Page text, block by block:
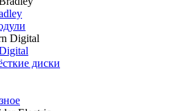
диски